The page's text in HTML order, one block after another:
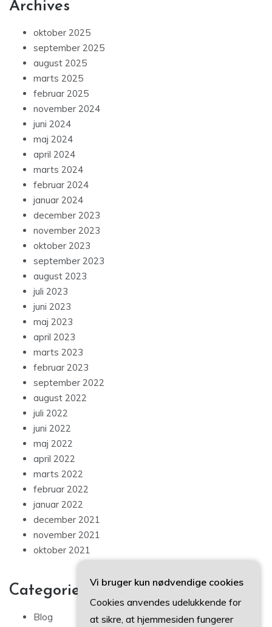
Archives
oktober 2025
september 2025
august 2025
marts 2025
februar 2025
november 2024
juni 2024
maj 2024
april 2024
marts 2024
februar 2024
januar 2024
december 2023
november 2023
oktober 2023
september 2023
august 2023
juli 2023
juni 2023
maj 2023
april 2023
marts 2023
februar 2023
september 2022
august 2022
juli 2022
juni 2022
maj 2022
april 2022
marts 2022
februar 2022
januar 2022
december 2021
november 2021
oktober 2021
Categories
Blog
Vi bruger kun nødvendige cookies
Cookies anvendes udelukkende for
at sikre, at hjemmesiden fungerer